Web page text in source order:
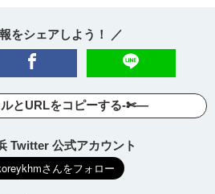
をシェアしよう！ ／
とURLをコピーする-✄—
Twitter 公式アカウント